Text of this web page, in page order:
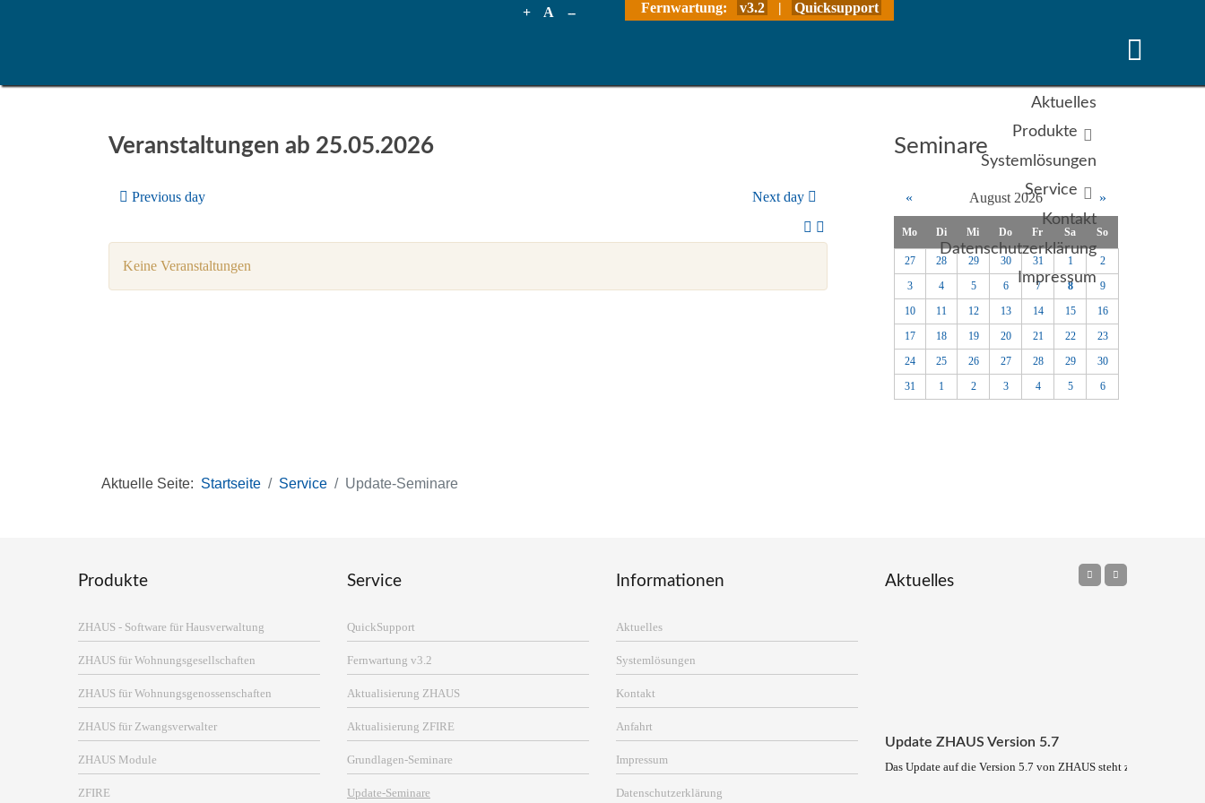
+ A -- Fernwartung: v3.2 | Quicksupport
Aktuelles
Produkte
Systemlösungen
Service
Kontakt
Datenschutzerklärung
Impressum
Veranstaltungen ab 25.05.2026
Previous day Next day
Keine Veranstaltungen
Seminare
« August 2026 »
Mo Di Mi Do Fr Sa So
27 28 29 30 31 1
2
3
4 5 6 7 8
9
10
11 12 13 14 15
16
17
18 19 20 21 22
23
24
25 26 27 28 29
30
31
1 2 3 4 5 6
Aktuelle Seite: Startseite Service Update-Seminare
Produkte
ZHAUS - Software für Hausverwaltung
ZHAUS für Wohnungsgesellschaften
ZHAUS für Wohnungsgenossenschaften
ZHAUS für Zwangsverwalter
ZHAUS Module
ZFIRE
Service
QuickSupport
Fernwartung v3.2
Aktualisierung ZHAUS
Aktualisierung ZFIRE
Grundlagen-Seminare
Update-Seminare
Informationen
Aktuelles
Systemlösungen
Kontakt
Anfahrt
Impressum
Datenschutzerklärung
Aktuelles
Update ZHAUS Version 5.7
Das Update auf die Version 5.7 von ZHAUS steht zum